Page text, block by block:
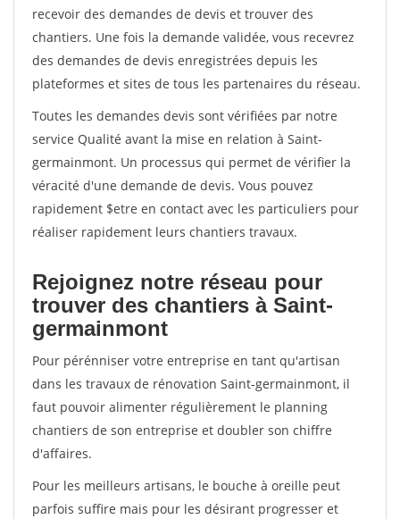
recevoir des demandes de devis et trouver des
chantiers. Une fois la demande validée, vous recevrez
des demandes de devis enregistrées depuis les
plateformes et sites de tous les partenaires du réseau.
Toutes les demandes devis sont vérifiées par notre
service Qualité avant la mise en relation à Saint-
germainmont. Un processus qui permet de vérifier la
véracité d'une demande de devis. Vous pouvez
rapidement $etre en contact avec les particuliers pour
réaliser rapidement leurs chantiers travaux.
Rejoignez notre réseau pour
trouver des chantiers à Saint-
germainmont
Pour pérénniser votre entreprise en tant qu'artisan
dans les travaux de rénovation Saint-germainmont, il
faut pouvoir alimenter régulièrement le planning
chantiers de son entreprise et doubler son chiffre
d'affaires.
Pour les meilleurs artisans, le bouche à oreille peut
parfois suffire mais pour les désirant progresser et